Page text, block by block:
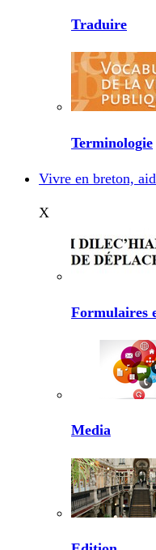
Traduire
Terminologie
Vivre en breton,
X
Formulaires
Media